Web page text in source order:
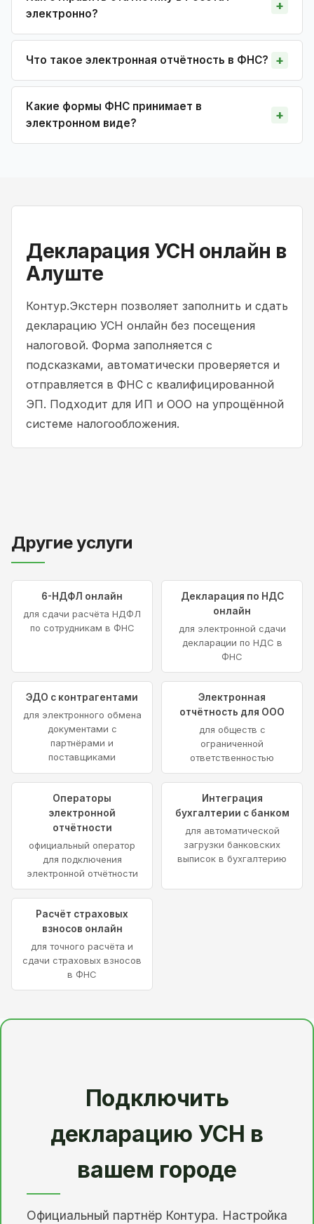
электронно?
Что такое электронная отчётность в ФНС?
Какие формы ФНС принимает в
электронном виде?
Декларация УСН онлайн в
Алуште
Контур.Экстерн позволяет заполнить и сдать
декларацию УСН онлайн без посещения
налоговой. Форма заполняется с
подсказками, автоматически проверяется и
отправляется в ФНС с квалифицированной
ЭП. Подходит для ИП и ООО на упрощённой
системе налогообложения.
Другие услуги
6-НДФЛ онлайн
для сдачи расчёта НДФЛ
по сотрудникам в ФНС
Декларация по НДС
онлайн
для электронной сдачи
декларации по НДС в
ФНС
ЭДО с контрагентами
для электронного обмена
документами с
партнёрами и
поставщиками
Электронная
отчётность для ООО
для обществ с
ограниченной
ответственностью
Операторы
электронной
отчётности
официальный оператор
для подключения
электронной отчётности
Интеграция
бухгалтерии с банком
для автоматической
загрузки банковских
выписок в бухгалтерию
Расчёт страховых
взносов онлайн
для точного расчёта и
сдачи страховых взносов
в ФНС
Подключить
декларацию УСН в
вашем городе
Официальный партнёр Контура. Настройка